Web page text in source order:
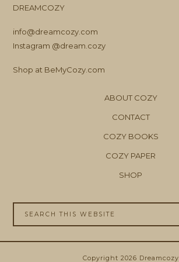
DREAMCOZY
info@dreamcozy.com
Instagram @dream.cozy
Shop at BeMyCozy.com
ABOUT COZY
CONTACT
COZY BOOKS
COZY PAPER
SHOP
Copyright 2026 Dreamcozy